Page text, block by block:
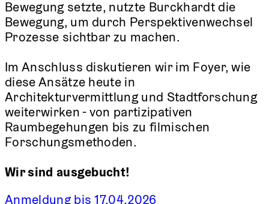
Bewegung setzte, nutzte Burckhardt die
Bewegung, um durch Perspektivenwechsel
Prozesse sichtbar zu machen.
Im Anschluss diskutieren wir im Foyer, wie
diese Ansätze heute in
Architekturvermittlung und Stadtforschung
weiterwirken - von partizipativen
Raumbegehungen bis zu filmischen
Forschungsmethoden.
Wir sind ausgebucht!
Anmeldung bis 17.04.2026